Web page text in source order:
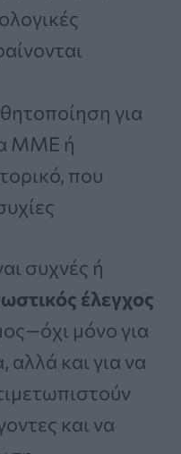
για
ΜΜΕ ή
που
συχνές ή
έλεγχος
μόνο για
αλλά και για να
και να